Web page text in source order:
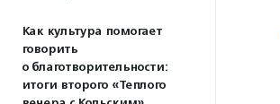
Как культура помогает
говорить
о благотворительности:
итоги второго «Теплого